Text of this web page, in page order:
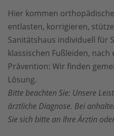
Hier kommen
entlasten, korrigieren,
Sanitätshaus individuell für
klassischen Fußleiden,
Prävention: Wir finden
Lösung.
Bitte beachten Sie: Unsere
ärztliche Diagnose. Bei
Sie sich bitte an Ihre Ärztin